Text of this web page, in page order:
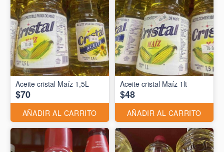
Aceite cristal Maíz 1,5L
$70
AÑADIR AL CARRITO
Aceite cristal Maíz 1lt
$48
AÑADIR AL CARRITO